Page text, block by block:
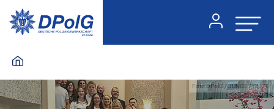
Foto:DPolG / JUNGE POLIZEI